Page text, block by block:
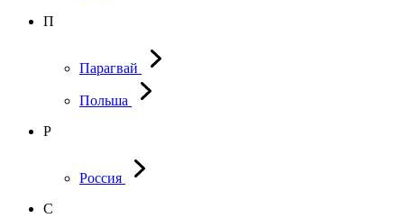
П
Парагвай
Польша
Р
Россия
С